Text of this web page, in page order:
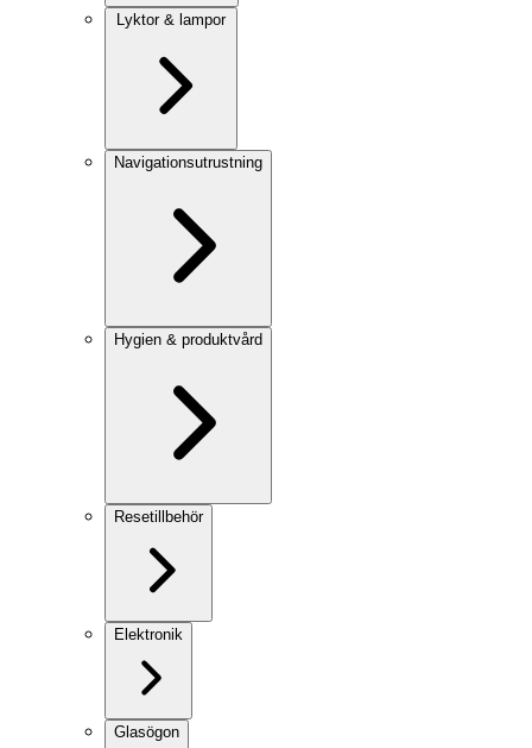
Lyktor & lampor
Navigationsutrustning
Hygien & produktvård
Resetillbehör
Elektronik
Glasögon